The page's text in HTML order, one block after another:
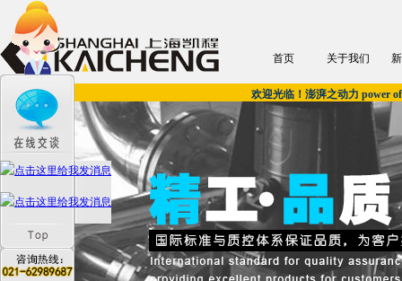
首页 关于我们
欢迎光临！澎湃之动力 power